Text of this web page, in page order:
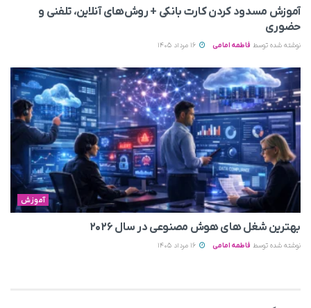
آموزش مسدود کردن کارت بانکی + روش‌های آنلاین، تلفنی و
حضوری
نوشته شده توسط فاطمه امامی
آموزش
بهترین شغل های هوش مصنوعی در سال ۲۰۲۶
نوشته شده توسط فاطمه امامی